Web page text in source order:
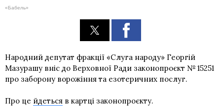
«Бабель»
Народний депутат фракції «Слуга народу» Георгій
Мазурашу вніс до Верховної Ради законопроєкт № 15251
про заборону ворожіння та езотеричних послуг.
Про це йдеться в картці законопроєкту.